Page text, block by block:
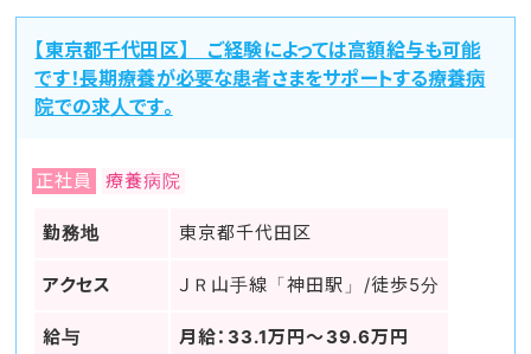
【東京都千代田区】 ご経験によっては高額給与も可能
です！長期療養が必要な患者さまをサポートする療養病
院での求人です。
正社員 療養病院
勤務地 東京都千代田区
アクセス ＪＲ山手線「神田駅」/徒歩5分
給与 月給：33.1万円～39.6万円